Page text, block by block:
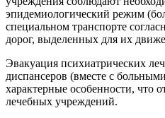
эпидемиологический режим
специальном транспорте
дорог, выделенных для их
Эвакуация психиатрических
диспансеров (вместе с
характерные особенности, что
лечебных учреждений.